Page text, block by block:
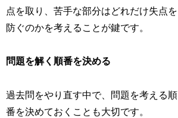
点を取り、苦手な部分はどれだけ失点を
防ぐのかを考えることが鍵です。
問題を解く順番を決める
過去問をやり直す中で、問題を考える順
番を決めておくことも大切です。